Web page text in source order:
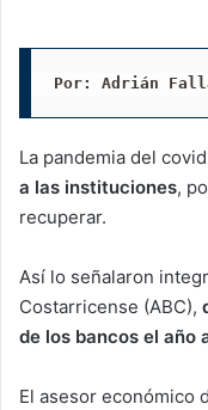
Por: Adrián
La pandemia del
a las instituciones,
recuperar.
Así lo señalaron
Costarricense (ABC),
de los bancos el año
El asesor económico